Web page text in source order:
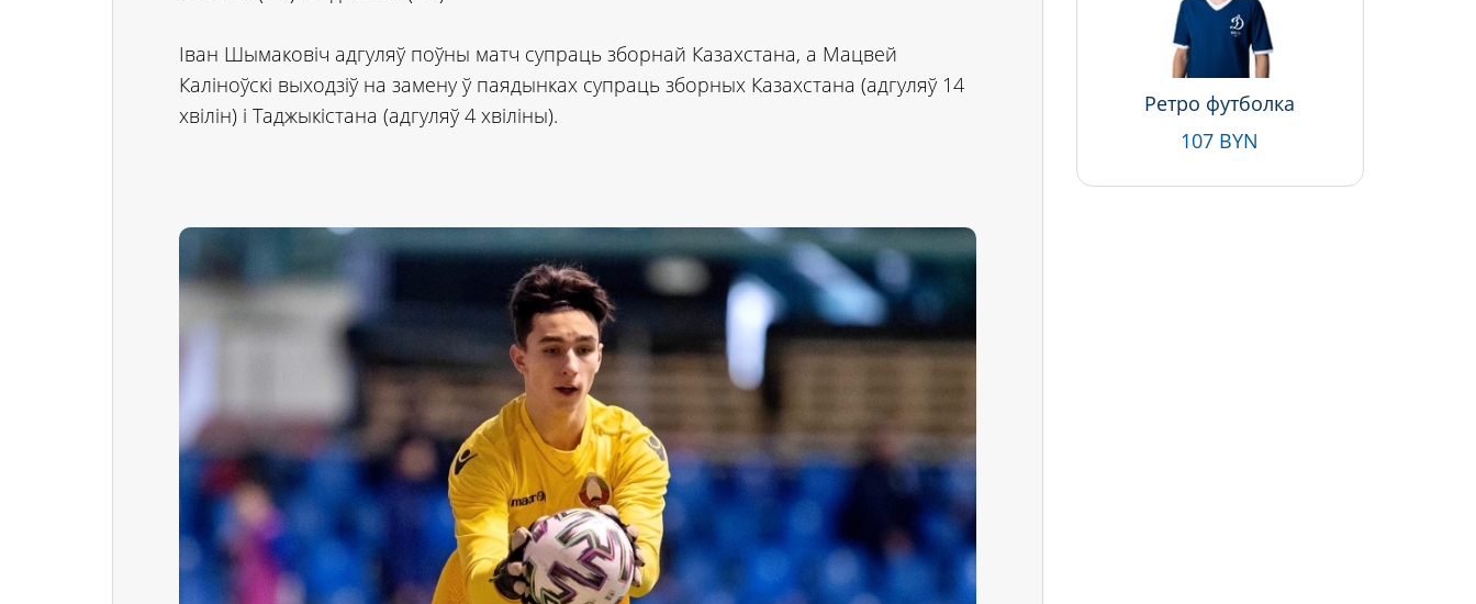
Іван Шымаковіч адгуляў поўны матч супраць зборнай Казахстана, а Мацвей
Каліноўскі выходзіў на замену ў паядынках супраць зборных Казахстана (адгуляў 14
хвілін) і Таджыкістана (адгуляў 4 хвіліны).
Ретро футболка
107 BYN